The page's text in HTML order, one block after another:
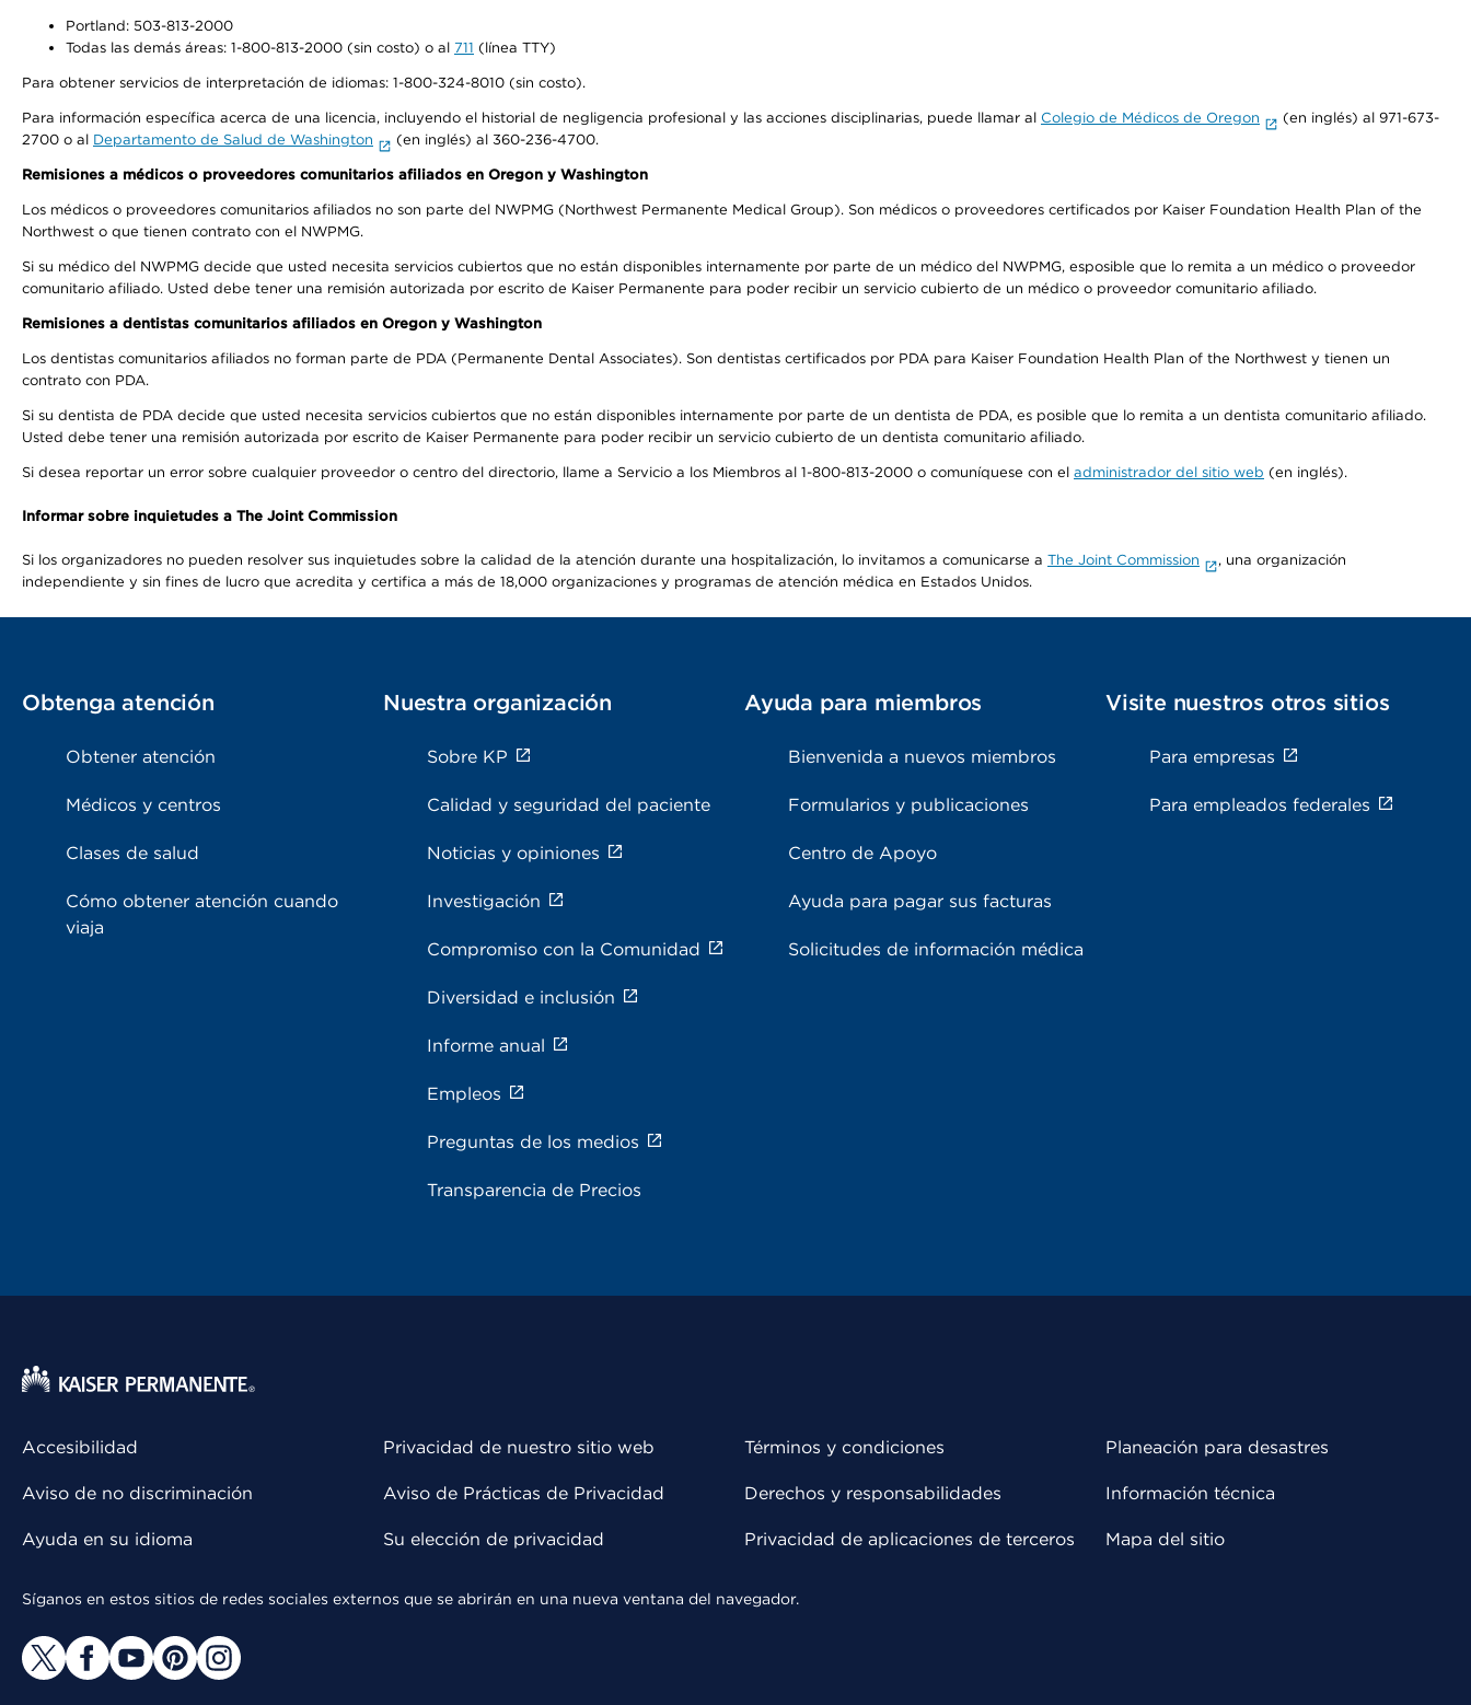
Portland: 503-813-2000
Todas las demás áreas: 1-800-813-2000 (sin costo) o al 711 (línea TTY)
Para obtener servicios de interpretación de idiomas: 1-800-324-8010 (sin costo).
Para información específica acerca de una licencia, incluyendo el historial de negligencia profesional y las acciones disciplinarias, puede llamar al Colegio de Médicos de Oregon
(en inglés) al 971-673-
2700 o al Departamento de Salud de Washington (en inglés) al 360-236-4700.
Remisiones a médicos o proveedores comunitarios afiliados en Oregon y Washington
Los médicos o proveedores comunitarios afiliados no son parte del NWPMG (Northwest Permanente Medical Group). Son médicos o proveedores certificados por Kaiser Foundation Health Plan of the
Northwest o que tienen contrato con el NWPMG.
Si su médico del NWPMG decide que usted necesita servicios cubiertos que no están disponibles internamente por parte de un médico del NWPMG, esposible que lo remita a un médico o proveedor
comunitario afiliado. Usted debe tener una remisión autorizada por escrito de Kaiser Permanente para poder recibir un servicio cubierto de un médico o proveedor comunitario afiliado.
Remisiones a dentistas comunitarios afiliados en Oregon y Washington
Los dentistas comunitarios afiliados no forman parte de PDA (Permanente Dental Associates). Son dentistas certificados por PDA para Kaiser Foundation Health Plan of the Northwest y tienen un
contrato con PDA.
Si su dentista de PDA decide que usted necesita servicios cubiertos que no están disponibles internamente por parte de un dentista de PDA, es posible que lo remita a un dentista comunitario afiliado.
Usted debe tener una remisión autorizada por escrito de Kaiser Permanente para poder recibir un servicio cubierto de un dentista comunitario afiliado.
Si desea reportar un error sobre cualquier proveedor o centro del directorio, llame a Servicio a los Miembros al 1-800-813-2000 o comuníquese con el administrador del sitio web (en inglés).
Informar sobre inquietudes a The Joint Commission
Si los organizadores no pueden resolver sus inquietudes sobre la calidad de la atención durante una hospitalización, lo invitamos a comunicarse a The Joint Commission
, una organización
independiente y sin fines de lucro que acredita y certifica a más de 18,000 organizaciones y programas de atención médica en Estados Unidos.
Obtenga atención
Obtener atención
Médicos y centros
Clases de salud
Cómo obtener atención cuando
viaja
Nuestra organización
Sobre KP
Calidad y seguridad del paciente
Noticias y opiniones
Investigación
Compromiso con la Comunidad
Diversidad e inclusión
Informe anual
Empleos
Preguntas de los medios
Transparencia de Precios
Ayuda para miembros
Bienvenida a nuevos miembros
Formularios y publicaciones
Centro de Apoyo
Ayuda para pagar sus facturas
Solicitudes de información médica
Visite nuestros otros sitios
Para empresas
Para empleados federales
Accesibilidad
Aviso de no discriminación
Ayuda en su idioma
Privacidad de nuestro sitio web
Aviso de Prácticas de Privacidad
Su elección de privacidad
Términos y condiciones
Derechos y responsabilidades
Privacidad de aplicaciones de terceros
Planeación para desastres
Información técnica
Mapa del sitio
Síganos en estos sitios de redes sociales externos que se abrirán en una nueva ventana del navegador.